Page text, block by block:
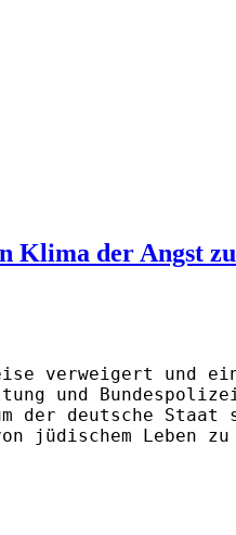
Klima der Angst
verweigert und
und
der deutsche Staat
jüdischem Leben